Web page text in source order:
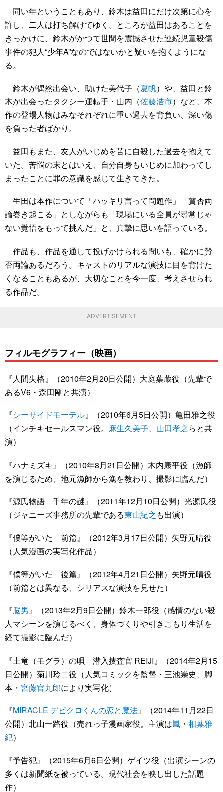
同い年ということもあり、鈴木は益田にだけ次第に心を
許し、二人は打ち解けてゆく。ところが益田はあることを
きっかけに、鈴木がかつて世間を震撼させた連続児童殺傷
事件の犯人“少年A”なのではないかと疑いを抱くようにな
る。
鈴木が偶然出会い、助けた美代子（夏帆）や、益田と鈴
木が出会ったタクシー運転手・山内（佐藤浩市）など、本
作の登場人物はみなそれぞれに重い過去を背負い、深い傷
を負った者ばかり。
益田もまた、友人がいじめを苦に自殺した過去を抱えて
いた。苦悩の末とはいえ、自分自身もいじめに加わってし
まったことに罪の意識を感じて生きてきた。
生田は本作について「ハッキリ言って問題作」「賛否両
論巻き起こる」としながらも「現場にいる全員が尋常じゃ
ない覚悟をもって挑んだ」と、真摯に思いを語っている。
作品も、作品を通して投げかけられる問いも、確かに賛
否両論あるだろう。キャストのリアルな演技に目を背けた
くなることもあるが、大切なことを今一度、考えさせられ
る作品だ。
ADVERTISEMENT
フィルモグラフィー（映画）
『人間失格』（2010年2月20日公開）大庭葉蔵役（先輩で
あるV6・森田剛と共演）
『シーサイドモーテル』（2010年6月5日公開）亀田雅之役
（インチキセールスマン役。 麻生久美子、 山田孝之らと共
演）
『ハナミズキ』（2010年8月21日公開）木内康平役（漁師
を演じるため、地元漁師から漁を教わり、撮影に臨んだ）
『源氏物語 千年の謎』（2011年12月10日公開）光源氏役
（ジャニーズ事務所の先輩である東山紀之 も出演）
『僕等がいた 前篇』（2012年3月17日公開）矢野元晴役
（人気漫画の実写化作品）
『僕等がいた 後篇』（2012年4月21日公開）矢野元晴役
（前篇とは異なる、シリアスな演技を見せた）
『脳男』（2013年2月9日公開）鈴木一郎役（感情のない殺
人マシーンを演じるべく、身体づくりや引きこもり生活を
経て撮影に臨んだ）
『土竜（モグラ）の唄 潜入捜査官 REIJI』（2014年2月15
日公開）菊川玲二役（人気コミックを監督・三池崇史、脚
本・ 宮藤官九郎により実写化）
『MIRACLE デビクロくんの恋と魔法』（2014年11月22日
公開）北山一路役（売れっ子漫画家役。主演は嵐 ・ 相葉雅
紀）
『予告犯』（2015年6月6日公開）ゲイツ役（出演シーンの
多くは新聞紙を被っている。現代社会を映し出した話題
作）